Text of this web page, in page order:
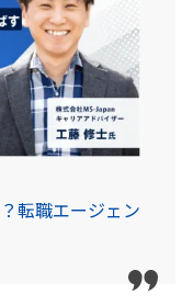
転職エージェン